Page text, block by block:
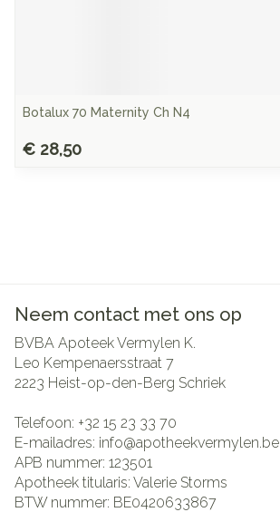
Botalux 70 Maternity Ch N4
€ 28,50
Neem contact met ons op
BVBA Apoteek Vermylen K.
Leo Kempenaersstraat 7
2223 Heist-op-den-Berg Schriek
Telefoon: +32 15 23 33 70
E-mailadres: info@apotheekvermylen.be
APB nummer: 123501
Apotheek titularis: Valerie Storms
BTW nummer: BE0420633867